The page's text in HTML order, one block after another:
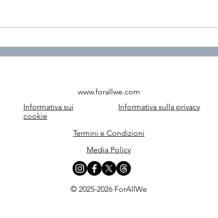
quando il lavoro diventa
www.forallwe.com
Informativa sui
cookie
Informativa sulla privacy
Termini e Condizioni
Media Policy
© 2025-2026 ForAllWe